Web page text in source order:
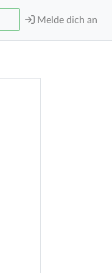
Melde dich an